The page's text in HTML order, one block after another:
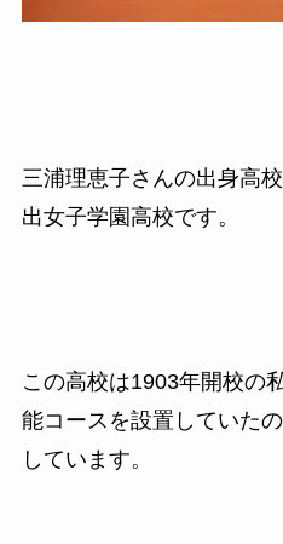
三浦理恵子さんの出身高
出女子学園高校です。
この高校は1903年開校の
能コースを設置していた
しています。